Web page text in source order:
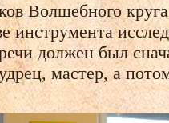
Волшебного
инструмента
должен был
мастер, а